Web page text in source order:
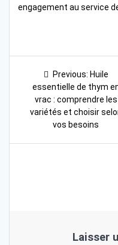
engagement au service
Navigation
l’article
Previous: Previous
post:
Huile
essentielle de thym
vrac : comprendre les
variétés et choisir
vos besoins
Laisser